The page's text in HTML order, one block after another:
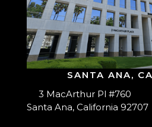
SANTA ANA,
3 MacArthur Pl #760
Santa Ana, California 92707